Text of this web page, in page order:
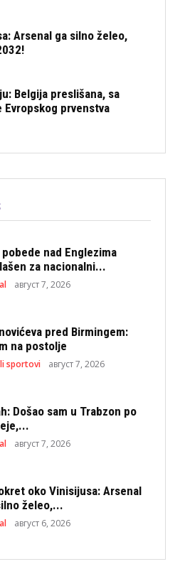
Arsenal ga silno želeo,
Belgija preslišana, sa
Evropskog prvenstva
pobede nad Englezima
za nacionalni...
август 7, 2026
pred Birmingem:
na postolje
sportovi август 7, 2026
Došao sam u Trabzon po
август 7, 2026
oko Vinisijusa: Arsenal
želeo,...
август 6, 2026